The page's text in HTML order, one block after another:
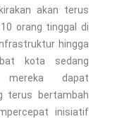
akan terus
orang tinggal di
hingga
kota sedang
mereka dapat
terus bertambah
inisiatif